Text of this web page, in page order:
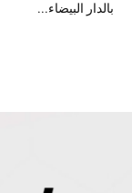
بالدار البيضاء...